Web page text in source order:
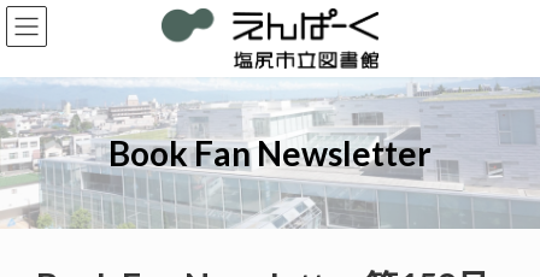
コ
ン
ン
ツ
へ
ス
キ
ッ
プ
ナ
ビ
ー
シ
ョ
ン
に
移
動
Book Fan Newsletter